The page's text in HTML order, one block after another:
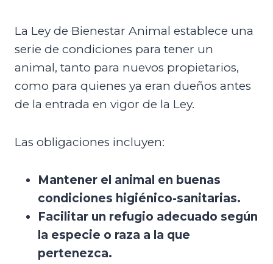
La Ley de Bienestar Animal establece una
serie de condiciones para tener un
animal, tanto para nuevos propietarios,
como para quienes ya eran dueños antes
de la entrada en vigor de la Ley.
Las obligaciones incluyen:
Mantener el animal en buenas
condiciones higiénico-sanitarias.
Facilitar un refugio adecuado según
la especie o raza a la que
pertenezca.